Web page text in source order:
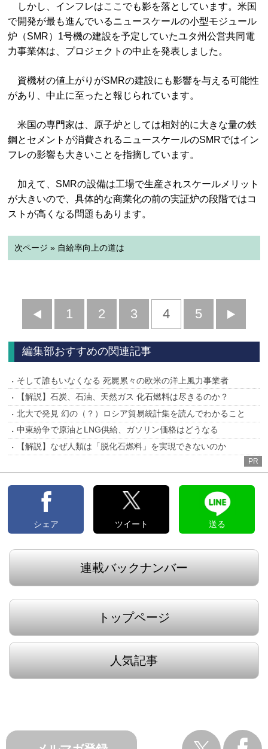
しかし、インフレはここでも影を落としています。米国
で開発が最も進んでいるニュースケールの小型モジュール
炉（SMR）1号機の建設を予定していたユタ州公営共同電
力事業体は、プロジェクトの中止を発表しました。
資機材の値上がりがSMRの建設にも影響を与える可能性
があり、中止に至ったと報じられています。
米国の専門家は、原子炉としては相対的に大きな量の鉄
鋼とセメントが消費されるニュースケールのSMRではイン
フレの影響も大きいことを指摘しています。
加えて、SMRの設備は工場で生産されスケールメリット
が大きいので、具体的な商業化の前の実証炉の段階ではコ
ストが高くなる問題もあります。
次ページ » 自給率向上の道は
前
へ
1 2 3 4 5
へ
編集部おすすめの関連記事
そして誰もいなくなる 死屍累々の欧米の洋上風力事業者
【解説】石炭、石油、天然ガス 化石燃料は尽きるのか？
北大で発見 幻の（？）ロシア貿易統計集を読んでわかること
中東紛争で原油とLNG供給、ガソリン価格はどうなる
【解説】なぜ人類は「脱化石燃料」を実現できないのか
PR
シェア ツイート 送る
連載バックナンバー
トップページ
人気記事